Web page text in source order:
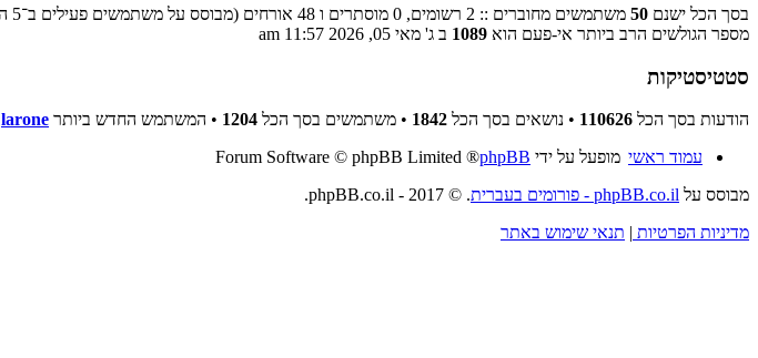
בסך הכל ישנם 50 משתמשים מחוברים :: 2 רשומים, 0 מוסתרים ו 48 אורחים (מבוסס על משתמשים פעילים ב־5 הדקות האחרונות)
מספר הגולשים הרב ביותר אי-פעם הוא 1089 ב ג' מאי 05, 2026 11:57 am
סטטיסטיקות
הודעות בסך הכל 110626 • נושאים בסך הכל 1842 • משתמשים בסך הכל 1204 • המשתמש החדש ביותר larone
עמוד ראשי מופעל על ידי phpBB
® Forum Software © phpBB Limited
מבוסס על phpBB.co.il - פורומים בעברית
. © 2017 - phpBB.co.il.
מדיניות הפרטיות
תנאי שימוש באתר